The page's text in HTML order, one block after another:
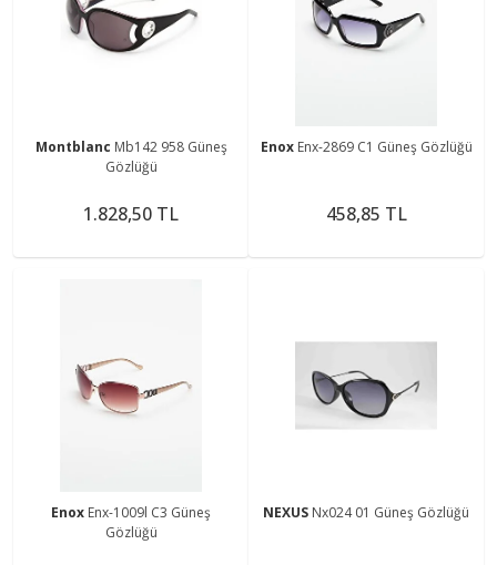
Montblanc Mb142 958 Güneş
Gözlüğü
1.828,50 TL
Enox Enx-2869 C1 Güneş Gözlüğü
458,85 TL
Enox Enx-1009l C3 Güneş
Gözlüğü
NEXUS Nx024 01 Güneş Gözlüğü